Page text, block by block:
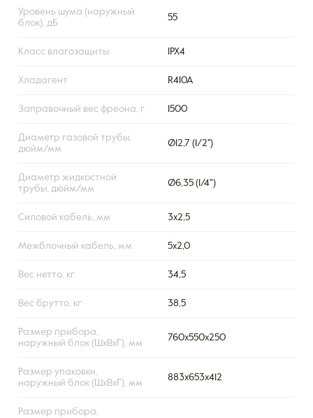
Уровень шума (наружный
блок), дБ
55
Класс влагозащиты IPX4
Хладагент R410A
Заправочный вес фреона, г 1500
Диаметр газовой трубы,
дюйм/мм
Ø12,7 (1/2'')
Диаметр жидкостной
трубы, дюйм/мм
Ø6,35 (1/4")
Силовой кабель, мм 3х2,5
Межблочный кабель, мм 5х2,0
Вес нетто, кг 34,5
Вес брутто, кг 38,5
Размер прибора,
наружный блок (ШxВxГ), мм
760x550x250
Размер упаковки,
наружный блок (ШxВxГ), мм
883x653x412
Размер прибора,